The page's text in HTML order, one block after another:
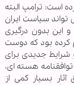
است:‌ ترامپ البته
سیاست ایران
این بدون درگیری
کرده بود که دوست
شرایط جدیدی برای
هسته ای،
بسیار کمی از